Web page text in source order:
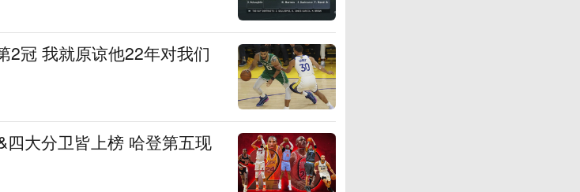
2冠 我就原谅他22年对我们
大分卫皆上榜 哈登第五现